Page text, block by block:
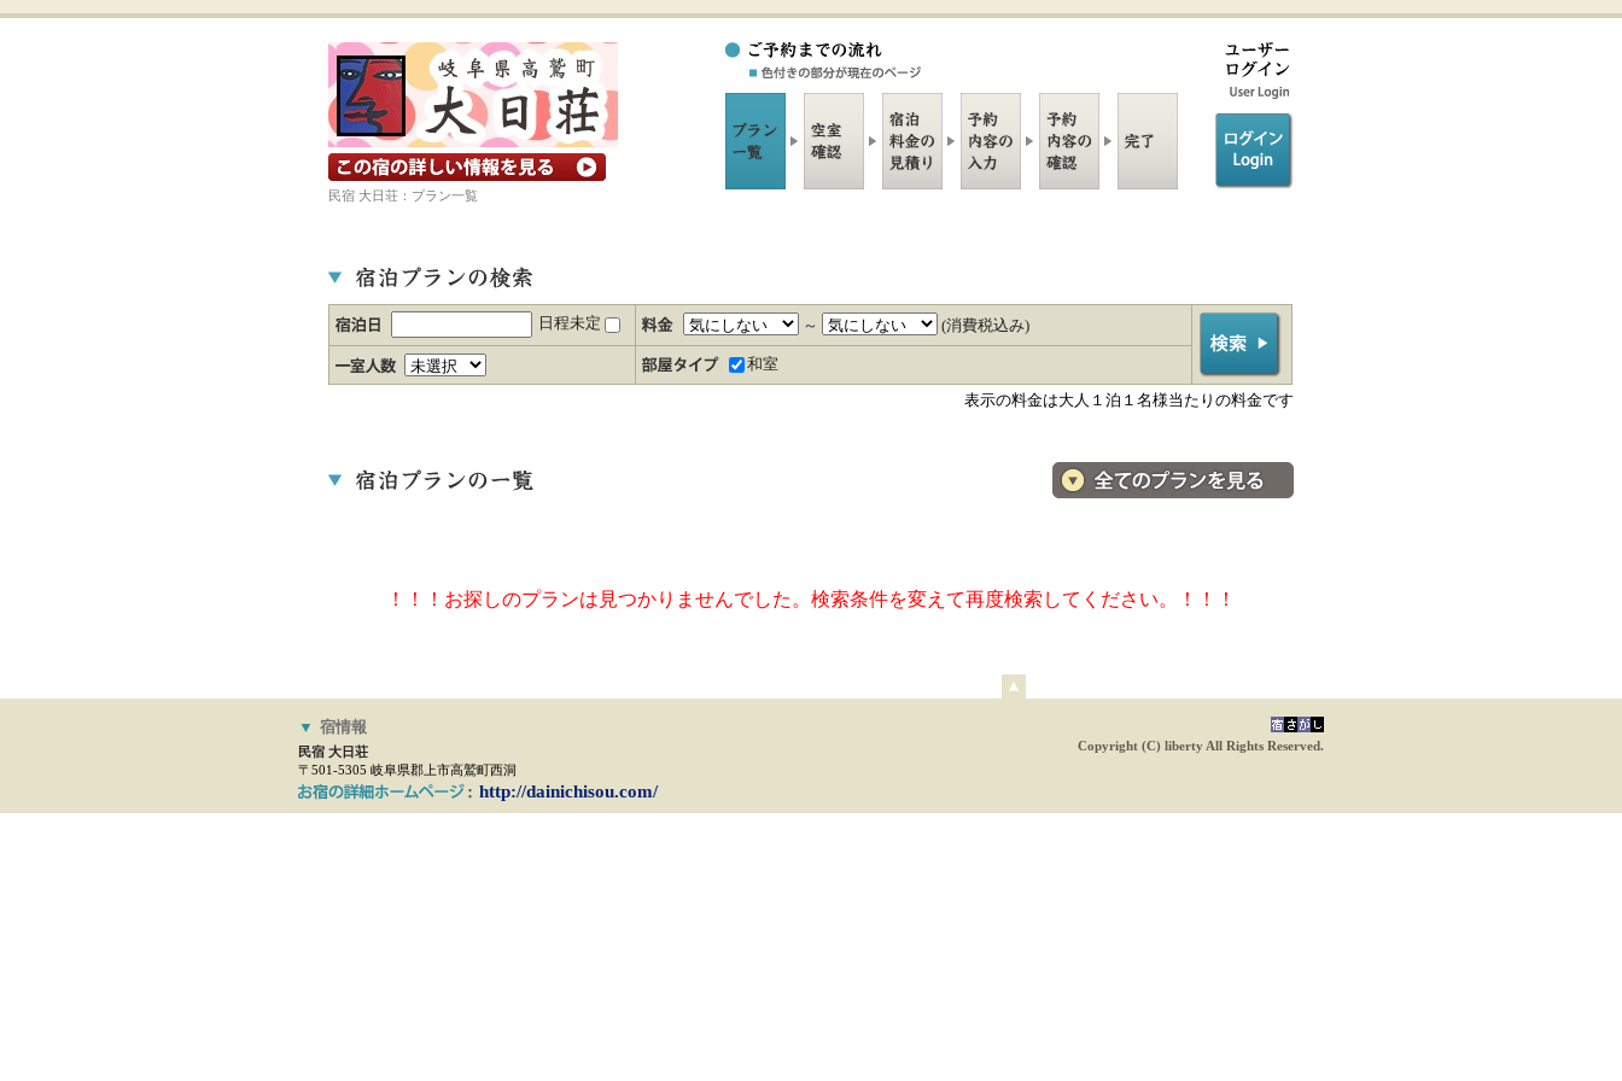
宿の詳細ホームページを見る
民宿 大日荘：プラン一覧
日程未定 ～ (消費税込み)
和室
表示の料金は大人１泊１名様当たりの料金です
料金・宿泊プラン一覧へ
！！！お探しのプランは見つかりませんでした。検索条件を変えて再度検索してください。！！！
ペ
▼ 宿情報
民宿 大日荘
〒501-5305 岐阜県郡上市高鷲町西洞
http://dainichisou.com/
Copyright (C) liberty All Rights Reserved.